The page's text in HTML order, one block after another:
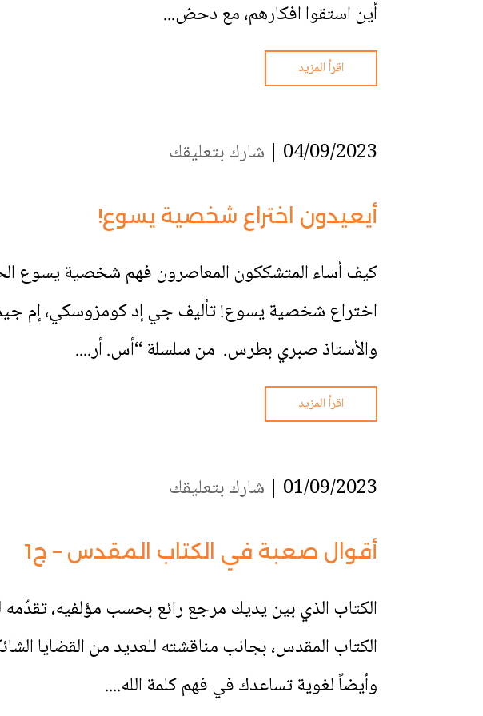
أين استقوا افكارهم، مع دحض...
اقرأ المزيد
04/09/2023 | شارك بتعليقك
أيعيدون اختراع شخصية يسوع!
كيف أساء المتشككون المعاصرون فهم شخصية يسوع
اختراع شخصية يسوع! تأليف جي إد كومزوسكي، إم
والأستاذ صبري بطرس. من سلسلة “أس. أر....
اقرأ المزيد
01/09/2023 | شارك بتعليقك
أقوال صعبة في الكتاب المقدس – ج1
الكتاب المقدس، بجانب مناقشته للعديد من القضايا
وأيضاً لغوية تساعدك في فهم كلمة الله....